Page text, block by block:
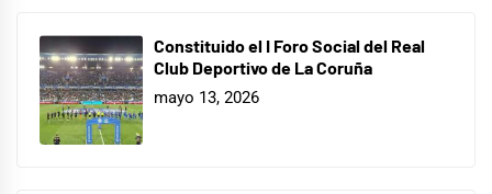
Constituido el I Foro Social del Real
Club Deportivo de La Coruña
mayo 13, 2026